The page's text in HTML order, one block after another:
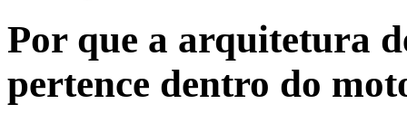
Por que a arquitetura
pertence dentro do